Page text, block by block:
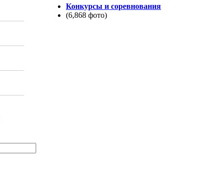
Конкурсы и соревнования
(6,868 фото)